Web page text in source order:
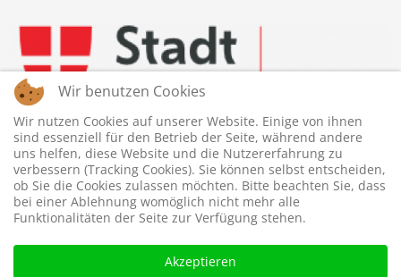
Wir benutzen Cookies
Wir nutzen Cookies auf unserer Website. Einige von ihnen
sind essenziell für den Betrieb der Seite, während andere
uns helfen, diese Website und die Nutzererfahrung zu
verbessern (Tracking Cookies). Sie können selbst entscheiden,
ob Sie die Cookies zulassen möchten. Bitte beachten Sie, dass
bei einer Ablehnung womöglich nicht mehr alle
Funktionalitäten der Seite zur Verfügung stehen.
Akzeptieren